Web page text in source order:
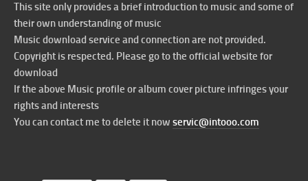
This site only provides a brief introduction to music and some of
their own understanding of music
Music download service and connection are not provided.
Copyright is respected. Please go to the official website for
download
If the above Music profile or album cover picture infringes your
rights and interests
You can contact me to delete it now servic@intooo.com